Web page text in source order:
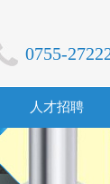
0755-
人才招聘